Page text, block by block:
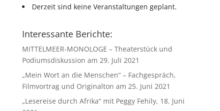
Derzeit sind keine Veranstaltungen geplant.
Interessante Berichte:
MITTELMEER-MONOLOGE – Theaterstück und
Podiumsdiskussion am 29. Juli 2021
„Mein Wort an die Menschen“ – Fachgespräch,
Filmvortrag und Originalton am 25. Juni 2021
„Lesereise durch Afrika“ mit Peggy Fehily, 18. Juni